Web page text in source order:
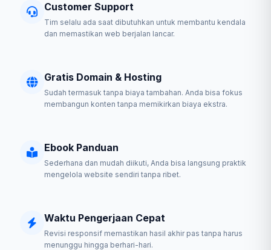
Customer Support
Tim selalu ada saat dibutuhkan untuk membantu kendala
dan memastikan web berjalan lancar.
Gratis Domain & Hosting
Sudah termasuk tanpa biaya tambahan. Anda bisa fokus
membangun konten tanpa memikirkan biaya ekstra.
Ebook Panduan
Sederhana dan mudah diikuti, Anda bisa langsung praktik
mengelola website sendiri tanpa ribet.
Waktu Pengerjaan Cepat
Revisi responsif memastikan hasil akhir pas tanpa harus
menunggu hingga berhari-hari.